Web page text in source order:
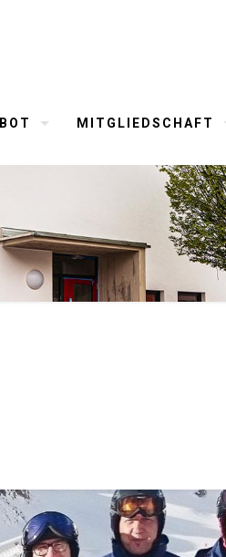
MITGLIEDSCHAFT